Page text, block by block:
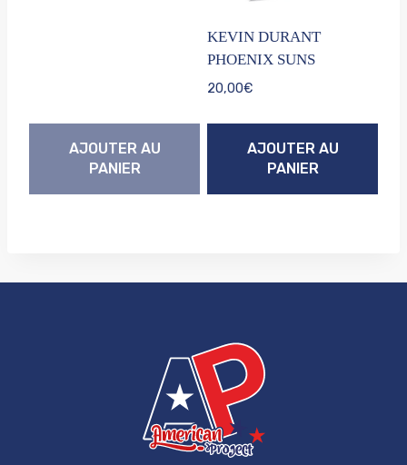
AJOUTER AU
PANIER
KEVIN DURANT
PHOENIX SUNS
20,00€
AJOUTER AU
PANIER